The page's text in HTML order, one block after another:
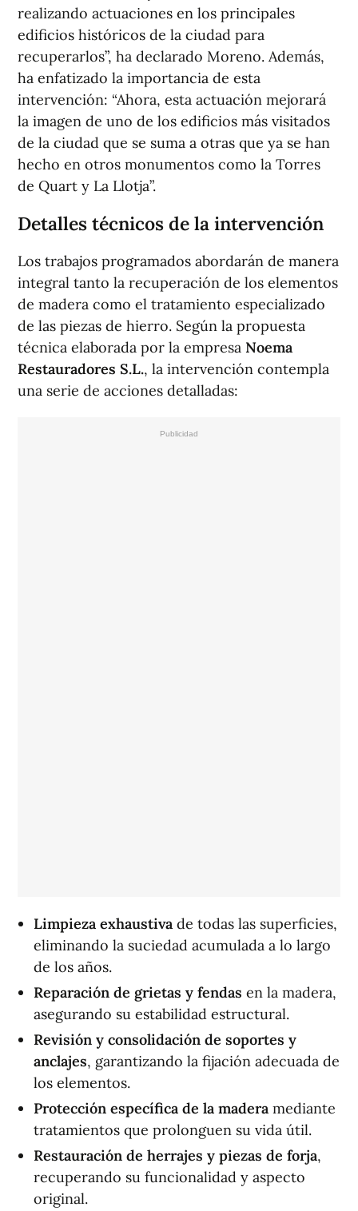
realizando actuaciones en los principales
edificios históricos de la ciudad para
recuperarlos”, ha declarado Moreno. Además,
ha enfatizado la importancia de esta
intervención: “Ahora, esta actuación mejorará
la imagen de uno de los edificios más visitados
de la ciudad que se suma a otras que ya se han
hecho en otros monumentos como la Torres
de Quart y La Llotja”.
Detalles técnicos de la intervención
Los trabajos programados abordarán de manera
integral tanto la recuperación de los elementos
de madera como el tratamiento especializado
de las piezas de hierro. Según la propuesta
técnica elaborada por la empresa Noema
Restauradores S.L., la intervención contempla
una serie de acciones detalladas:
Limpieza exhaustiva de todas las superficies,
eliminando la suciedad acumulada a lo largo
de los años.
Reparación de grietas y fendas en la madera,
asegurando su estabilidad estructural.
Revisión y consolidación de soportes y
anclajes, garantizando la fijación adecuada de
los elementos.
Protección específica de la madera mediante
tratamientos que prolonguen su vida útil.
Restauración de herrajes y piezas de forja,
recuperando su funcionalidad y aspecto
original.